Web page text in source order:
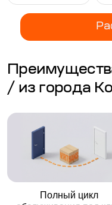
/ из города
Полный цикл